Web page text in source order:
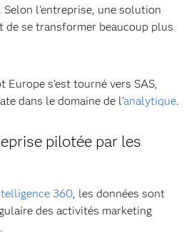
l'entreprise, une solution
de se transformer beaucoup plus
Europe s'est tourné vers SAS,
dans le domaine de l'analytique.
pilotée par les
360, les données sont
des activités marketing